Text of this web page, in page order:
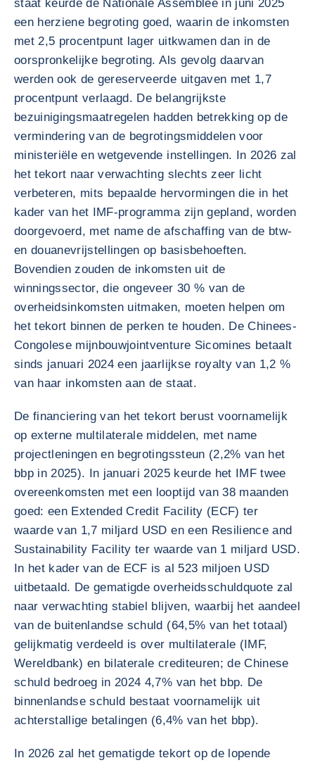
staat keurde de Nationale Assemblee in juni 2025
een herziene begroting goed, waarin de inkomsten
met 2,5 procentpunt lager uitkwamen dan in de
oorspronkelijke begroting. Als gevolg daarvan
werden ook de gereserveerde uitgaven met 1,7
procentpunt verlaagd. De belangrijkste
bezuinigingsmaatregelen hadden betrekking op de
vermindering van de begrotingsmiddelen voor
ministeriële en wetgevende instellingen. In 2026 zal
het tekort naar verwachting slechts zeer licht
verbeteren, mits bepaalde hervormingen die in het
kader van het IMF-programma zijn gepland, worden
doorgevoerd, met name de afschaffing van de btw-
en douanevrijstellingen op basisbehoeften.
Bovendien zouden de inkomsten uit de
winningssector, die ongeveer 30 % van de
overheidsinkomsten uitmaken, moeten helpen om
het tekort binnen de perken te houden. De Chinees-
Congolese mijnbouwjointventure Sicomines betaalt
sinds januari 2024 een jaarlijkse royalty van 1,2 %
van haar inkomsten aan de staat.
De financiering van het tekort berust voornamelijk
op externe multilaterale middelen, met name
projectleningen en begrotingssteun (2,2% van het
bbp in 2025). In januari 2025 keurde het IMF twee
overeenkomsten met een looptijd van 38 maanden
goed: een Extended Credit Facility (ECF) ter
waarde van 1,7 miljard USD en een Resilience and
Sustainability Facility ter waarde van 1 miljard USD.
In het kader van de ECF is al 523 miljoen USD
uitbetaald. De gematigde overheidsschuldquote zal
naar verwachting stabiel blijven, waarbij het aandeel
van de buitenlandse schuld (64,5% van het totaal)
gelijkmatig verdeeld is over multilaterale (IMF,
Wereldbank) en bilaterale crediteuren; de Chinese
schuld bedroeg in 2024 4,7% van het bbp. De
binnenlandse schuld bestaat voornamelijk uit
achterstallige betalingen (6,4% van het bbp).
In 2026 zal het gematigde tekort op de lopende